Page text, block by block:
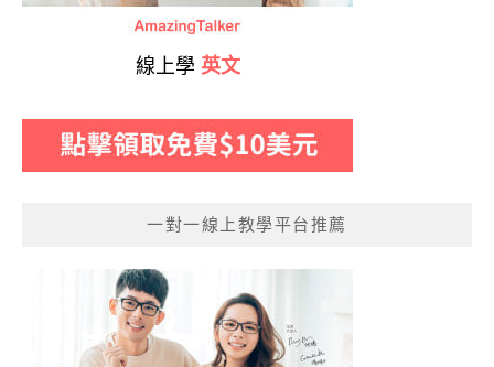
線上學 英文
一對一線上教學平台推薦